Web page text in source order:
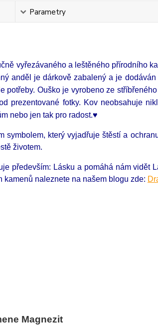
Parametry
vyřezávaného a leštěného přírodního
anděl je dárkově zabalený a je
potřeby. Ouško je vyrobeno ze
prezentované fotky. Kov neobsahuje
nebo jen tak pro radost.♥
symbolem, který vyjadřuje štěstí a
životem.
především: Lásku a pomáhá nám vidět
kamenů naleznete na našem blogu zde:
Magnezit